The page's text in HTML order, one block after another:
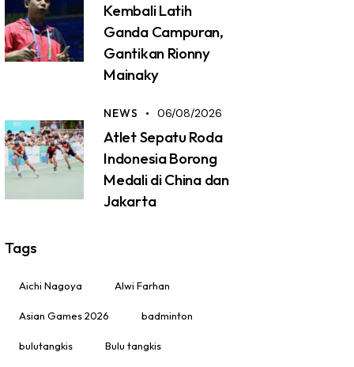
Kembali Latih
Ganda Campuran,
Gantikan Rionny
Mainaky
NEWS 06/08/2026
Atlet Sepatu Roda
Indonesia Borong
Medali di China dan
Jakarta
Tags
Aichi Nagoya Alwi Farhan
Asian Games 2026 badminton
bulutangkis Bulu tangkis